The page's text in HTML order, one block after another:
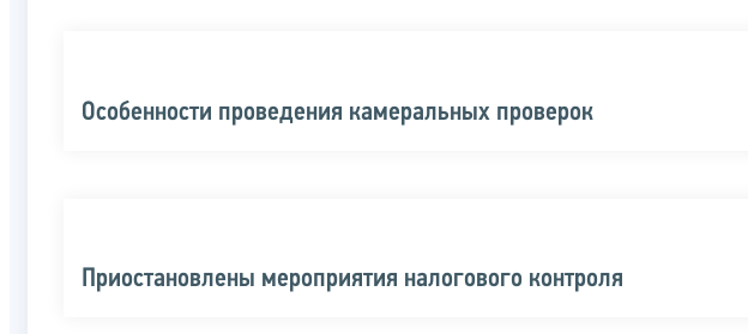
Особенности проведения камеральных проверок
Приостановлены мероприятия налогового контроля